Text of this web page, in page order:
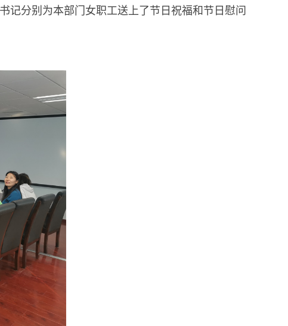
分别为本部门女职工送上了节日祝福和节日慰问